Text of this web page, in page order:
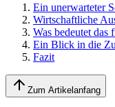
Ein unerwarteter
Wirtschaftliche
Was bedeutet das
Ein Blick in die
Fazit
Zum Artikelanfang